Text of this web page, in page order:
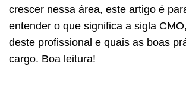
crescer nessa área, este artigo é
entender o que significa a sigla
deste profissional e quais as boas
cargo. Boa leitura!